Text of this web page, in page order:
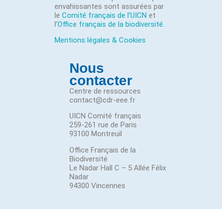
envahissantes sont assurées par
le Comité français de l’UICN et
l’Office français de la biodiversité.
Mentions légales & Cookies
Nous
contacter
Centre de ressources
contact@cdr-eee.fr
UICN Comité français
259-261 rue de Paris
93100 Montreuil
Office Français de la
Biodiversité
Le Nadar Hall C – 5 Allée Félix
Nadar
94300 Vincennes